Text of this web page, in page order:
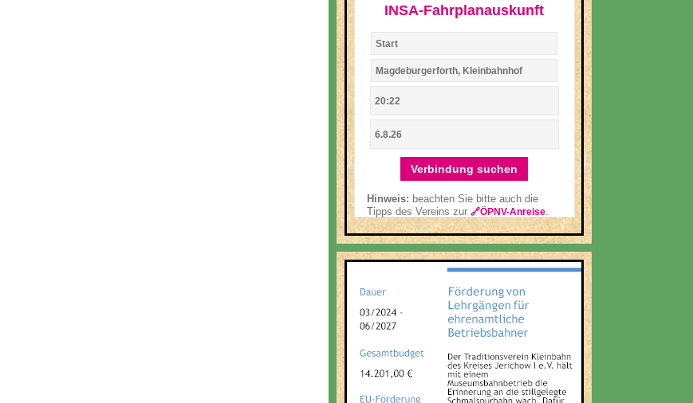
INSA-Fahrplanauskunft
Verbindung suchen
Hinweis: beachten Sie bitte auch die
Tipps des Vereins zur 🔗ÖPNV-Anreise.